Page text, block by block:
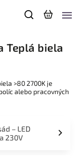
Teplá biela
>80 2700K je
alebo pracovných
– LED
230V